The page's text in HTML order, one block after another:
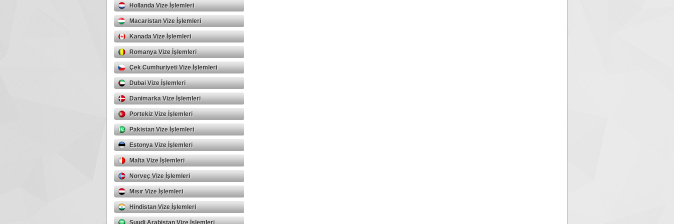
Hollanda Vize İşlemleri
Macaristan Vize İşlemleri
Kanada Vize İşlemleri
Romanya Vize İşlemleri
Çek Cumhuriyeti Vize İşlemleri
Dubai Vize İşlemleri
Danimarka Vize İşlemleri
Portekiz Vize İşlemleri
Pakistan Vize İşlemleri
Estonya Vize İşlemleri
Malta Vize İşlemleri
Norveç Vize İşlemleri
Mısır Vize İşlemleri
Hindistan Vize İşlemleri
Suudi Arabistan Vize İşlemleri